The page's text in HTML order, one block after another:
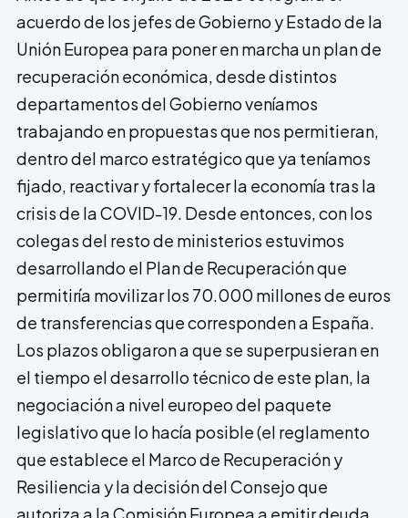
acuerdo de los jefes de Gobierno y Estado de la
Unión Europea para poner en marcha un plan de
recuperación económica, desde distintos
departamentos del Gobierno veníamos
trabajando en propuestas que nos permitieran,
dentro del marco estratégico que ya teníamos
fijado, reactivar y fortalecer la economía tras la
crisis de la COVID-19. Desde entonces, con los
colegas del resto de ministerios estuvimos
desarrollando el Plan de Recuperación que
permitiría movilizar los 70.000 millones de euros
de transferencias que corresponden a España.
Los plazos obligaron a que se superpusieran en
el tiempo el desarrollo técnico de este plan, la
negociación a nivel europeo del paquete
legislativo que lo hacía posible (el reglamento
que establece el Marco de Recuperación y
Resiliencia y la decisión del Consejo que